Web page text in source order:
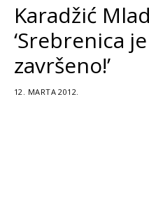
Karadžić
‘Srebrenica
završeno!’
12. MARTA 2012.